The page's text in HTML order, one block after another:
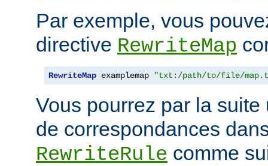
Par exemple, vous
directive RewriteMap
RewriteMap examplemap "txt:/path/to/file/
Vous pourrez par la
de correspondances
RewriteRule comme